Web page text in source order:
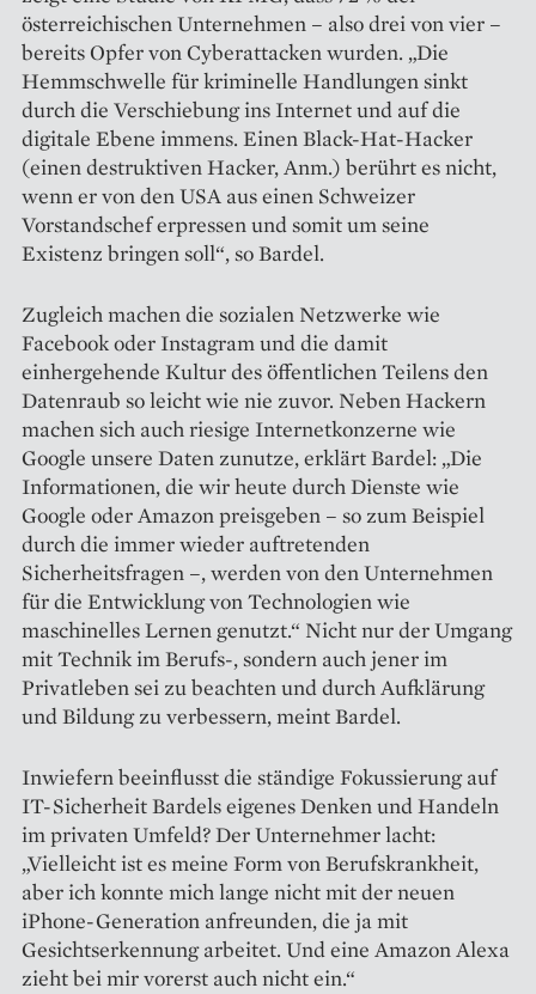
österreichischen Unternehmen – also drei von vier –
bereits Opfer von Cyberattacken wurden. „Die
Hemmschwelle für kriminelle Handlungen sinkt
durch die Verschiebung ins Internet und auf die
digitale Ebene immens. Einen Black-Hat-Hacker
(einen destruktiven Hacker, Anm.) berührt es nicht,
wenn er von den USA aus einen Schweizer
Vorstandschef erpressen und somit um seine
Existenz bringen soll“, so Bardel.
Zugleich machen die sozialen Netzwerke wie
Facebook oder Insta­gram und die damit
einhergehende Kultur des öffentlichen Teilens den
Datenraub so leicht wie nie zuvor. Neben Hackern
machen sich auch riesige Internetkonzerne wie
Google unsere Daten zunutze, erklärt Bardel: „Die
Informationen, die wir heute durch Dienste wie
Google oder Amazon preisgeben – so zum Beispiel
durch die immer wieder auftretenden
Sicherheitsfragen –, werden von den Unternehmen
für die Entwicklung von Technologien wie
maschinelles Lernen genutzt.“ Nicht nur der Umgang
mit Technik im Berufs-, sondern auch jener im
Privatleben sei zu beachten und durch Aufklärung
und Bildung zu verbessern, meint Bardel.
Inwiefern beeinflusst die ständige Fokussierung auf
IT-Sicherheit Bardels eigenes Denken und Handeln
im privaten Umfeld? Der Unternehmer lacht:
„Vielleicht ist es meine Form von Berufskrankheit,
aber ich konnte mich lange nicht mit der neuen
iPhone-Generation anfreunden, die ja mit
Gesichtserkennung arbeitet. Und eine Amazon Alexa
zieht bei mir vorerst auch nicht ein.“